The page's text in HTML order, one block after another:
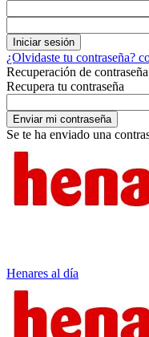
¿Olvidaste tu contraseña?
Recuperación de contraseña
Recupera tu contraseña
Se te ha enviado una
Henares al día